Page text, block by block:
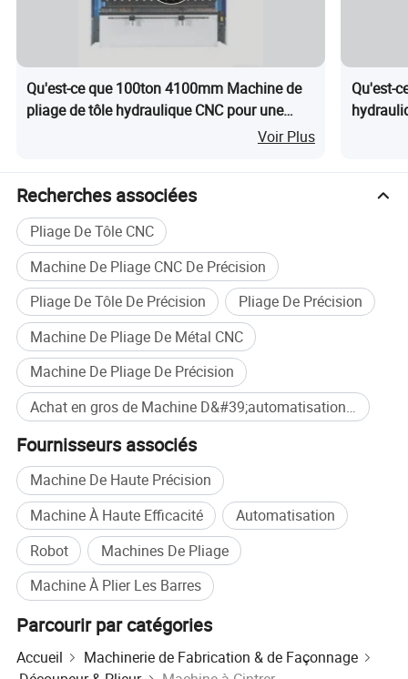
Avantages
de la
production
Réduit considérablement le
travail des travailleurs
intensityandboosts la
production globale de
l'efficacité.
Flexibilité
End-
Effector
capabilitieswith optionstailored
avariety de grappin à pièces
spécifiques du client.
Contrôle de
précision
Déplacement de haute
précision enablereal jauge
sensorson l'arrière-controlfor en
boucle fermée de temps de
traitement supérieure de
l'exactitude.
Produit principal
Qu'est-ce que 100ton 4100mm Machine de
pliage de tôle hydraulique CNC pour une
Voir Plus
Qu'est-
Recherches associées
Pliage De Tôle CNC
Machine De Pliage CNC De Précision
Pliage De Tôle De Précision
Pliage De Précision
Machine De Pliage De Métal CNC
Machine De Pliage De Précision
Achat en gros de Machine D&#39;automatisation De Cintrage Robotique
Fournisseurs associés
Machine De Haute Précision
Machine À Haute Efficacité
Automatisation
Robot
Machines De Pliage
Machine À Plier Les Barres
Parcourir par catégories
Accueil
Machinerie de Fabrication & de Façonnage